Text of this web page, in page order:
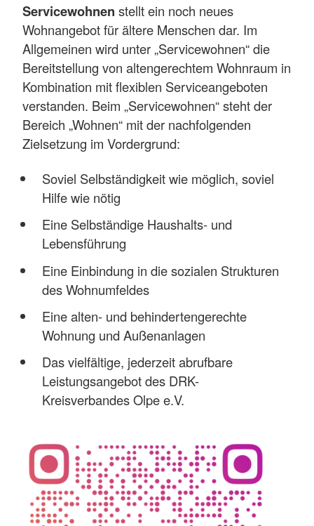
Servicewohnen stellt ein noch neues
Wohnangebot für ältere Menschen dar. Im
Allgemeinen wird unter „Servicewohnen“ die
Bereitstellung von altengerechtem Wohnraum in
Kombination mit flexiblen Serviceangeboten
verstanden. Beim „Servicewohnen“ steht der
Bereich „Wohnen“ mit der nachfolgenden
Zielsetzung im Vordergrund:
Soviel Selbständigkeit wie möglich, soviel
Hilfe wie nötig
Eine Selbständige Haushalts- und
Lebensführung
Eine Einbindung in die sozialen Strukturen
des Wohnumfeldes
Eine alten- und behindertengerechte
Wohnung und Außenanlagen
Das vielfältige, jederzeit abrufbare
Leistungsangebot des DRK-
Kreisverbandes Olpe e.V.